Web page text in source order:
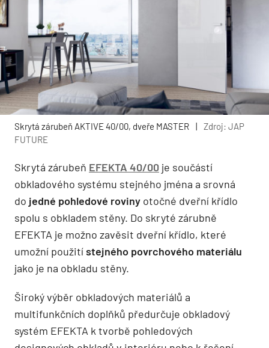
Skrytá zárubeň AKTIVE 40/00, dveře MASTER
Zdroj: JAP
FUTURE
Skrytá zárubeň EFEKTA 40/00 je součástí
obkladového systému stejného jména a srovná
do jedné pohledové roviny otočné dveřní křídlo
spolu s obkladem stěny. Do skryté zárubně
EFEKTA je možno zavěsit dveřní křídlo, které
umožní použitístejného povrchového materiálu
jako je na obkladu stěny.
Široký výběr obkladových materiálů a
multifunkčních doplňků předurčuje obkladový
systém EFEKTA k tvorbě pohledových